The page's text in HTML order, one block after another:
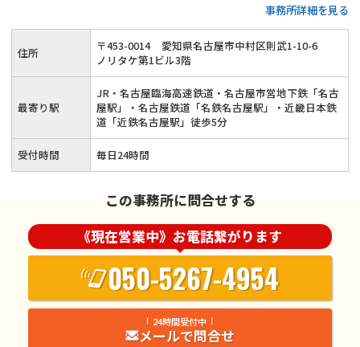
る弁護士が全力でサポート◆土日祝でもご相談可能なので、お
忙しい方でもお気軽にご連絡ください≪24時間メールでのご
相談受付≫
事務所詳細を見る
住所 〒453-0014
愛知県名古屋市中村区則武1-10-6
ノリタケ第1ビル3階
最寄り駅
JR・名古屋臨海高速鉄道・名古屋市営地下鉄「名古
屋駅」・名古屋鉄道「名鉄名古屋駅」・近畿日本鉄
道「近鉄名古屋駅」徒歩5分
受付時間 毎日24時間
この事務所に問合せする
《現在営業中》お電話繋がります
050-5267-4954
24時間受付中
メールで問合せ